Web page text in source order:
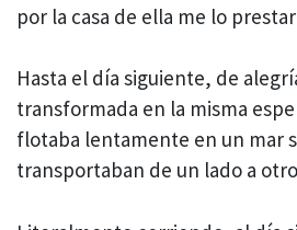
por la casa de ella me lo
Hasta el día siguiente, de
transformada en la misma
flotaba lentamente en un mar
transportaban de un lado a